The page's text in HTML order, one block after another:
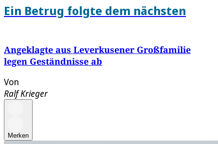
Ein Betrug folgte dem nächsten
Angeklagte aus Leverkusener Großfamilie
legen Geständnisse ab
Von
Ralf Krieger
Merken